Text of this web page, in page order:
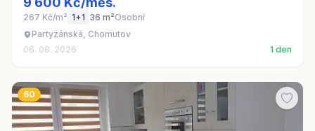
267 Kč/m² 1+1 36 m²Osobní
Partyzánská, Chomutov
06. 08. 2026
1 den
60